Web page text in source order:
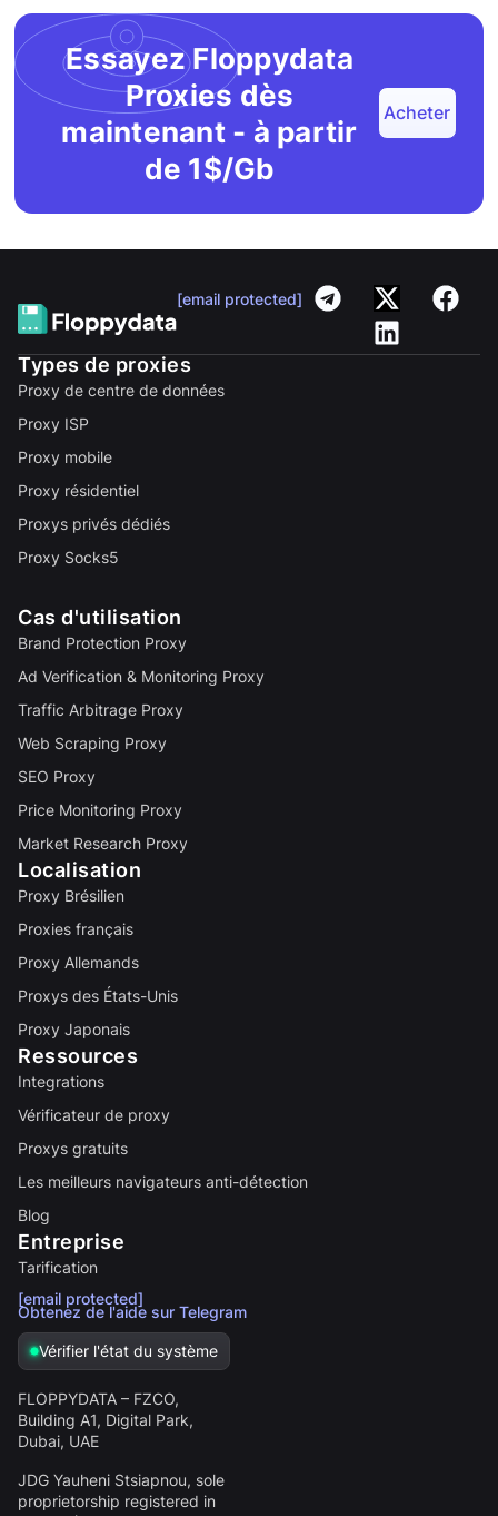
Essayez Floppydata
Proxies dès
maintenant - à partir
de 1$/Gb
Acheter
[email protected]
Types de proxies
Proxy de centre de données
Proxy ISP
Proxy mobile
Proxy résidentiel
Proxys privés dédiés
Proxy Socks5
Cas d'utilisation
Brand Protection Proxy
Ad Verification & Monitoring Proxy
Traffic Arbitrage Proxy
Web Scraping Proxy
SEO Proxy
Price Monitoring Proxy
Market Research Proxy
Localisation
Proxy Brésilien
Proxies français
Proxy Allemands
Proxys des États-Unis
Proxy Japonais
Ressources
Integrations
Vérificateur de proxy
Proxys gratuits
Les meilleurs navigateurs anti-détection
Blog
Entreprise
Tarification
[email protected]
Obtenez de l'aide sur Telegram
Vérifier l'état du système
FLOPPYDATA – FZCO,
Building A1, Digital Park,
Dubai, UAE
JDG Yauheni Stsiapnou, sole
proprietorship registered in